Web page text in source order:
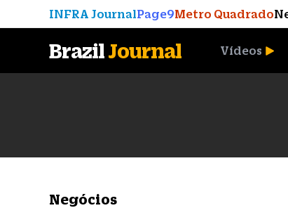
INFRA JournalPage9Metro Quadrado
BrazilJournal Vídeos
Negócios